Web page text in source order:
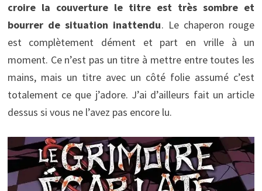
croire la couverture le titre est très sombre et
bourrer de situation inattendu. Le chaperon rouge
est complètement dément et part en vrille à un
moment. Ce n’est pas un titre à mettre entre toutes les
mains, mais un titre avec un côté folie assumé c’est
totalement ce que j’adore. J’ai d’ailleurs fait un article
dessus si vous ne l’avez pas encore lu.